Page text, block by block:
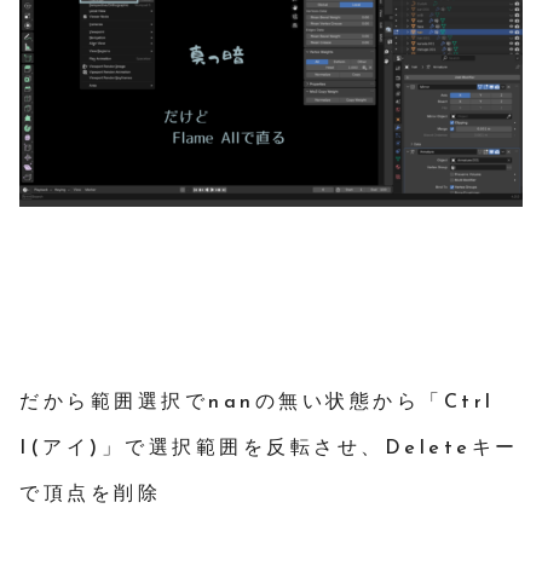
だから範囲選択でnanの無い状態から「Ctrl
I(アイ)」で選択範囲を反転させ、Deleteキー
で頂点を削除